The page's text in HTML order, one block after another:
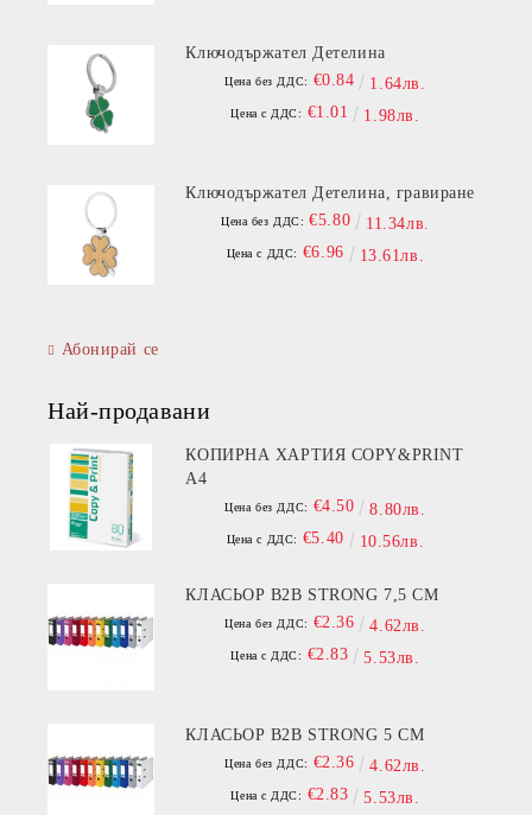
Ключодържател Детелина
Цена без ДДС: €0.84 1.64лв.
Цена с ДДС: €1.01 1.98лв.
Ключодържател Детелина, гравиране
Цена без ДДС: €5.80 11.34лв.
Цена с ДДС: €6.96 13.61лв.
Абонирай се
Най-продавани
КОПИРНА ХАРТИЯ COPY&PRINT
A4
Цена без ДДС: €4.50 8.80лв.
Цена с ДДС: €5.40 10.56лв.
КЛАСЬОР B2B STRONG 7,5 СМ
Цена без ДДС: €2.36 4.62лв.
Цена с ДДС: €2.83 5.53лв.
КЛАСЬОР B2B STRONG 5 СМ
Цена без ДДС: €2.36 4.62лв.
Цена с ДДС: €2.83 5.53лв.